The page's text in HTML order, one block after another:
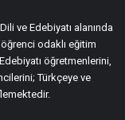
ve Edebiyatı alanında
odaklı eğitim
öğretmenlerini,
Türkçeye ve